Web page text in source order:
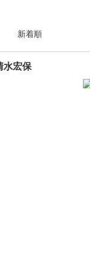
新着順
水宏保